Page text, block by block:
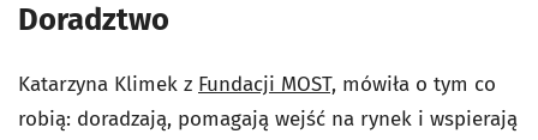
Doradztwo
Katarzyna Klimek z Fundacji MOST, mówiła o tym co
robią: doradzają, pomagają wejść na rynek i wspierają